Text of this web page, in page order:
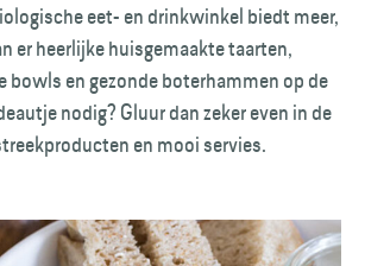
eet- en drinkwinkel biedt meer,
er heerlijke huisgemaakte taarten,
bowls en gezonde boterhammen op de
nodig? Gluur dan zeker even in de
en mooi servies.